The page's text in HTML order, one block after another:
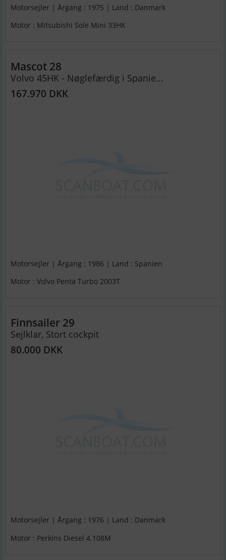
Motorsejler | Årgang : 1975 | Land : Danmark
Motor : Mitsubishi Sole Mini 33HK
Mascot 28
Volvo 45HK - Nøglefærdig i Spanie...
167.970 DKK
Motorsejler | Årgang : 1986 | Land : Spanien
Motor : Volvo Penta Turbo 2003T
Finnsailer 29
Sejlklar, Stort cockpit
80.000 DKK
Motorsejler | Årgang : 1976 | Land : Danmark
Motor : Perkins Diesel 4.108M